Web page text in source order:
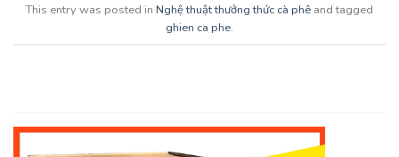
This entry was posted in Nghệ thuật thưởng thức cà phê and tagged
ghien ca phe.